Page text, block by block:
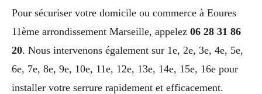
Pour sécuriser votre domicile ou commerce à Eoures
11ème arrondissement Marseille, appelez 06 28 31 86
20. Nous intervenons également sur 1e, 2e, 3e, 4e, 5e,
6e, 7e, 8e, 9e, 10e, 11e, 12e, 13e, 14e, 15e, 16e pour
installer votre serrure rapidement et efficacement.